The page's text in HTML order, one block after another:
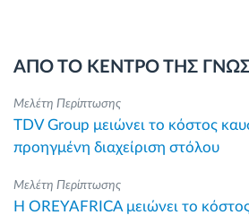
ΑΠΟ ΤΟ ΚΕΝΤΡΟ ΤΗΣ
Μελέτη Περίπτωσης
TDV Group μειώνει το κόστος
προηγμένη διαχείριση στόλου
Μελέτη Περίπτωσης
Η OREYAFRICA μειώνει το